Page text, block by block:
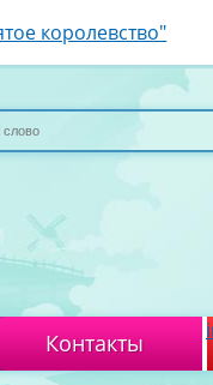
королевство"
Контакты